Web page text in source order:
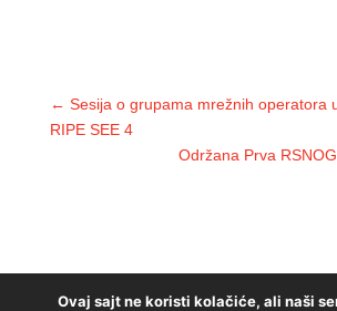
← Sesija o grupama mrežnih operatora
RIPE SEE 4
Održana Prva
Ovaj sajt ne koristi kolačiće, ali naši